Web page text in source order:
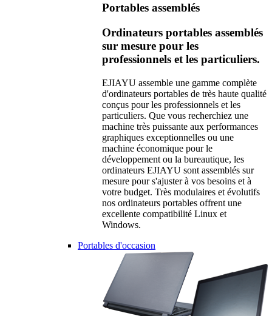
Portables assemblés
Ordinateurs portables assemblés
sur mesure pour les
professionnels et les particuliers.
EJIAYU assemble une gamme complète
d'ordinateurs portables de très haute qualité
conçus pour les professionnels et les
particuliers. Que vous recherchiez une
machine très puissante aux performances
graphiques exceptionnelles ou une
machine économique pour le
développement ou la bureautique, les
ordinateurs EJIAYU sont assemblés sur
mesure pour s'ajuster à vos besoins et à
votre budget. Très modulaires et évolutifs
nos ordinateurs portables offrent une
excellente compatibilité Linux et
Windows.
Portables d'occasion